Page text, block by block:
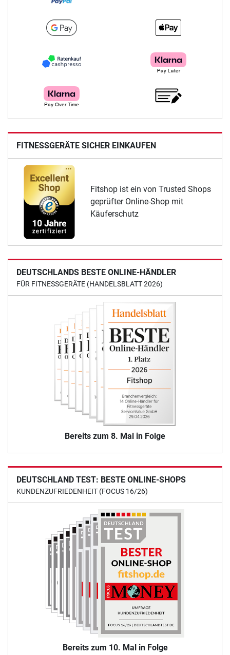
FITNESSGERÄTE SICHER EINKAUFEN
Fitshop ist ein von Trusted Shops
geprüfter Online-Shop mit
Käuferschutz
DEUTSCHLANDS BESTE ONLINE-HÄNDLER
FÜR FITNESSGERÄTE (HANDELSBLATT 2026)
Bereits zum 8. Mal in Folge
DEUTSCHLAND TEST: BESTE ONLINE-SHOPS
KUNDENZUFRIEDENHEIT (FOCUS 16/26)
Bereits zum 10. Mal in Folge